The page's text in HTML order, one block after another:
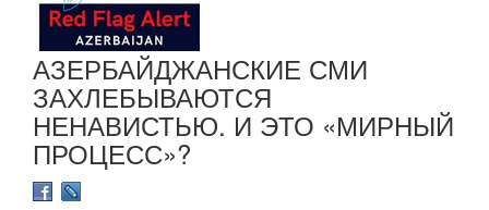
АЗЕРБАЙДЖАНСКИЕ СМИ
ЗАХЛЕБЫВАЮТСЯ
НЕНАВИСТЬЮ. И ЭТО «МИРНЫЙ
ПРОЦЕСС»?